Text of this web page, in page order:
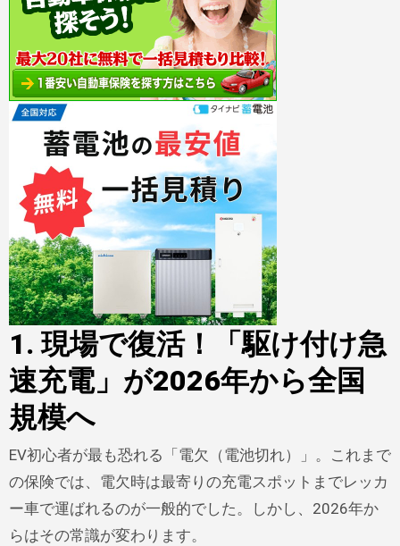
1. 現場で復活！「駆け付け急
速充電」が2026年から全国
規模へ
EV初心者が最も恐れる「電欠（電池切れ）」。これまで
の保険では、電欠時は最寄りの充電スポットまでレッカ
ー車で運ばれるのが一般的でした。しかし、2026年か
らはその常識が変わります。